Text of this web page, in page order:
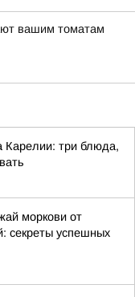
вашим томатам
Карелии: три блюда,
моркови от
секреты успешных